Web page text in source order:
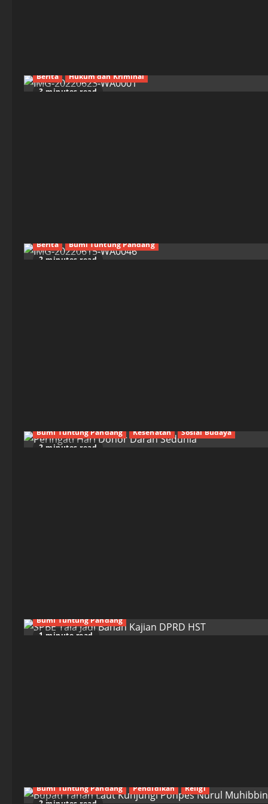
3 minutes read
Berita Hukum dan Kriminal
2 minutes read
Berita Bumi Tuntung Pandang
2 minutes read
Bumi Tuntung Pandang Kesehatan Sosial Budaya
1 minute read
Bumi Tuntung Pandang
Bumi Tuntung Pandang Pendidikan Religi